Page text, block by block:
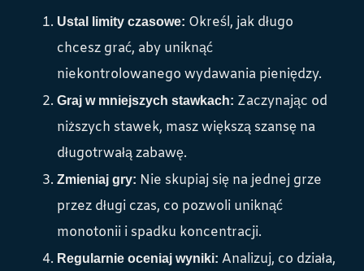
Ustal limity czasowe: Określ, jak długo
chcesz grać, aby uniknąć
niekontrolowanego wydawania pieniędzy.
Graj w mniejszych stawkach: Zaczynając od
niższych stawek, masz większą szansę na
długotrwałą zabawę.
Zmieniaj gry: Nie skupiaj się na jednej grze
przez długi czas, co pozwoli uniknąć
monotonii i spadku koncentracji.
Regularnie oceniaj wyniki: Analizuj, co działa,